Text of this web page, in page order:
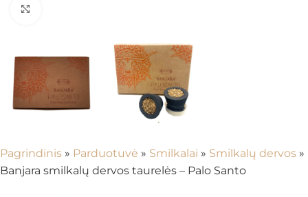
Pagrindinis » Parduotuvė » Smilkalai » Smilkalų dervos »
Banjara smilkalų dervos taurelės – Palo Santo